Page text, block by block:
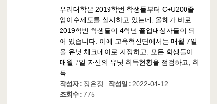
우리대학은 2019학번 학생들부터 C+U200졸
업이수제도를 실시하고 있는데, 올해가 바로
2019학번 학생들이 4학년 졸업대상자들이 되
어 있습니다. 이에 교육혁신단에서는 매월 7일
을 유닛 체크데이로 지정하고, 모든 학생들이
매월 7일 자신의 유닛 취득현황을 점검하고, 취
득...
작성자 : 장은정 작성일 : 2022-04-12
조회수 :775